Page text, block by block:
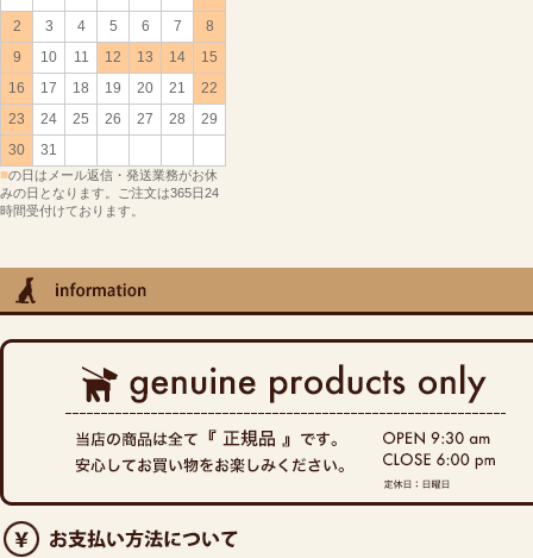
2
3 4 5 6 7
8
9
10 11 12 13 14
15
16
17 18 19 20 21
22
23
24 25 26 27 28
29
30
31
■の日はメール返信・発送業務がお休
みの日となります。ご注文は365日24
時間受付けております。